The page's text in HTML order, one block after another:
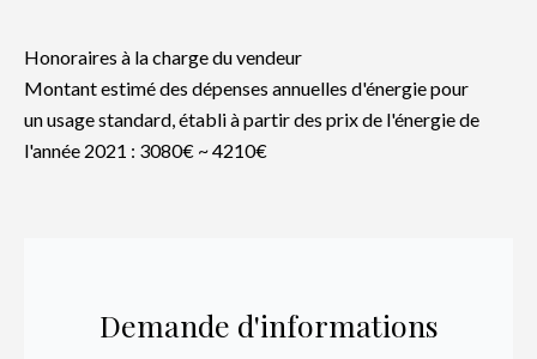
Honoraires à la charge du vendeur
Montant estimé des dépenses annuelles d'énergie pour
un usage standard, établi à partir des prix de l'énergie de
l'année 2021 : 3080€ ~ 4210€
Demande d'informations